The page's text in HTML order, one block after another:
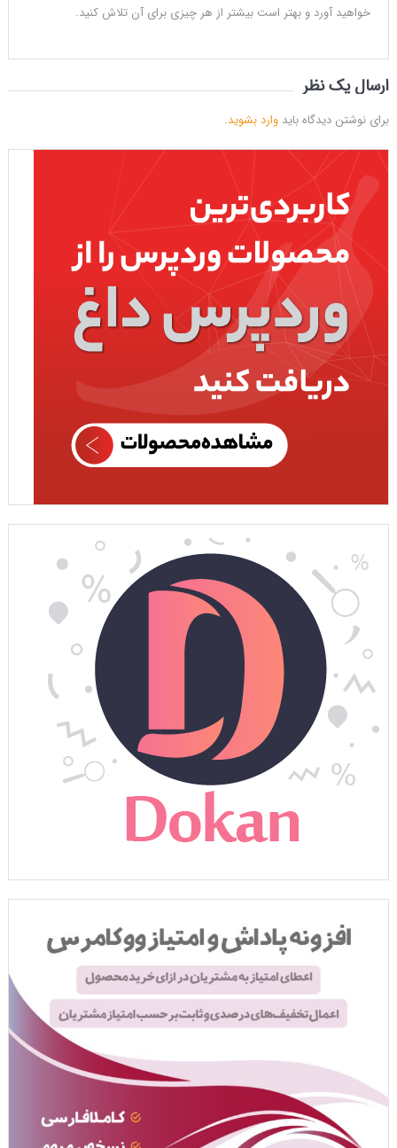
خواهید آورد و بهتر است بیشتر از هر چیزی برای آن تلاش کنید.
ارسال یک نظر
برای نوشتن دیدگاه باید وارد بشوید.